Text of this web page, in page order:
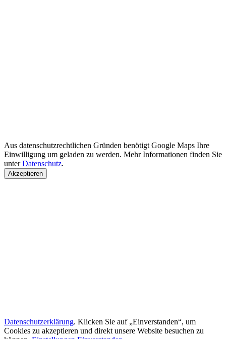
Aus datenschutzrechtlichen Gründen benötigt Google Maps Ihre
Einwilligung um geladen zu werden. Mehr Informationen finden Sie
unterDatenschutz.
Akzeptieren
Datenschutzerklärung. Klicken Sie auf „Einverstanden“, um
Cookies zu akzeptieren und direkt unsere Website besuchen zu